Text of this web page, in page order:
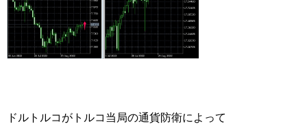
ドルトルコがトルコ当局の通貨防衛によって